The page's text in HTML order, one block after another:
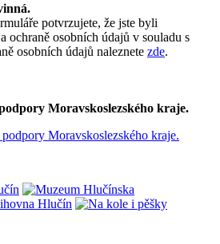
potvrzujete, že jste byli
ochraně osobních údajů v souladu s
osobních údajů naleznete zde.
Moravskoslezského kraje.